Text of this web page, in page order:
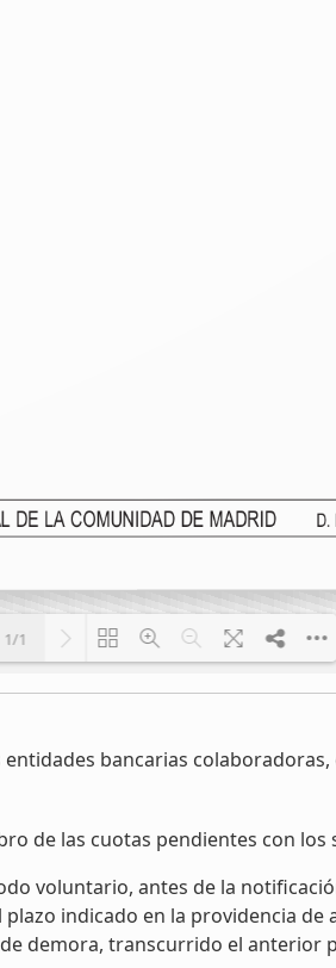
1/1
bancarias
de las cuotas pendientes con los
voluntario, antes de la
indicado en la providencia de
demora, transcurrido el anterior